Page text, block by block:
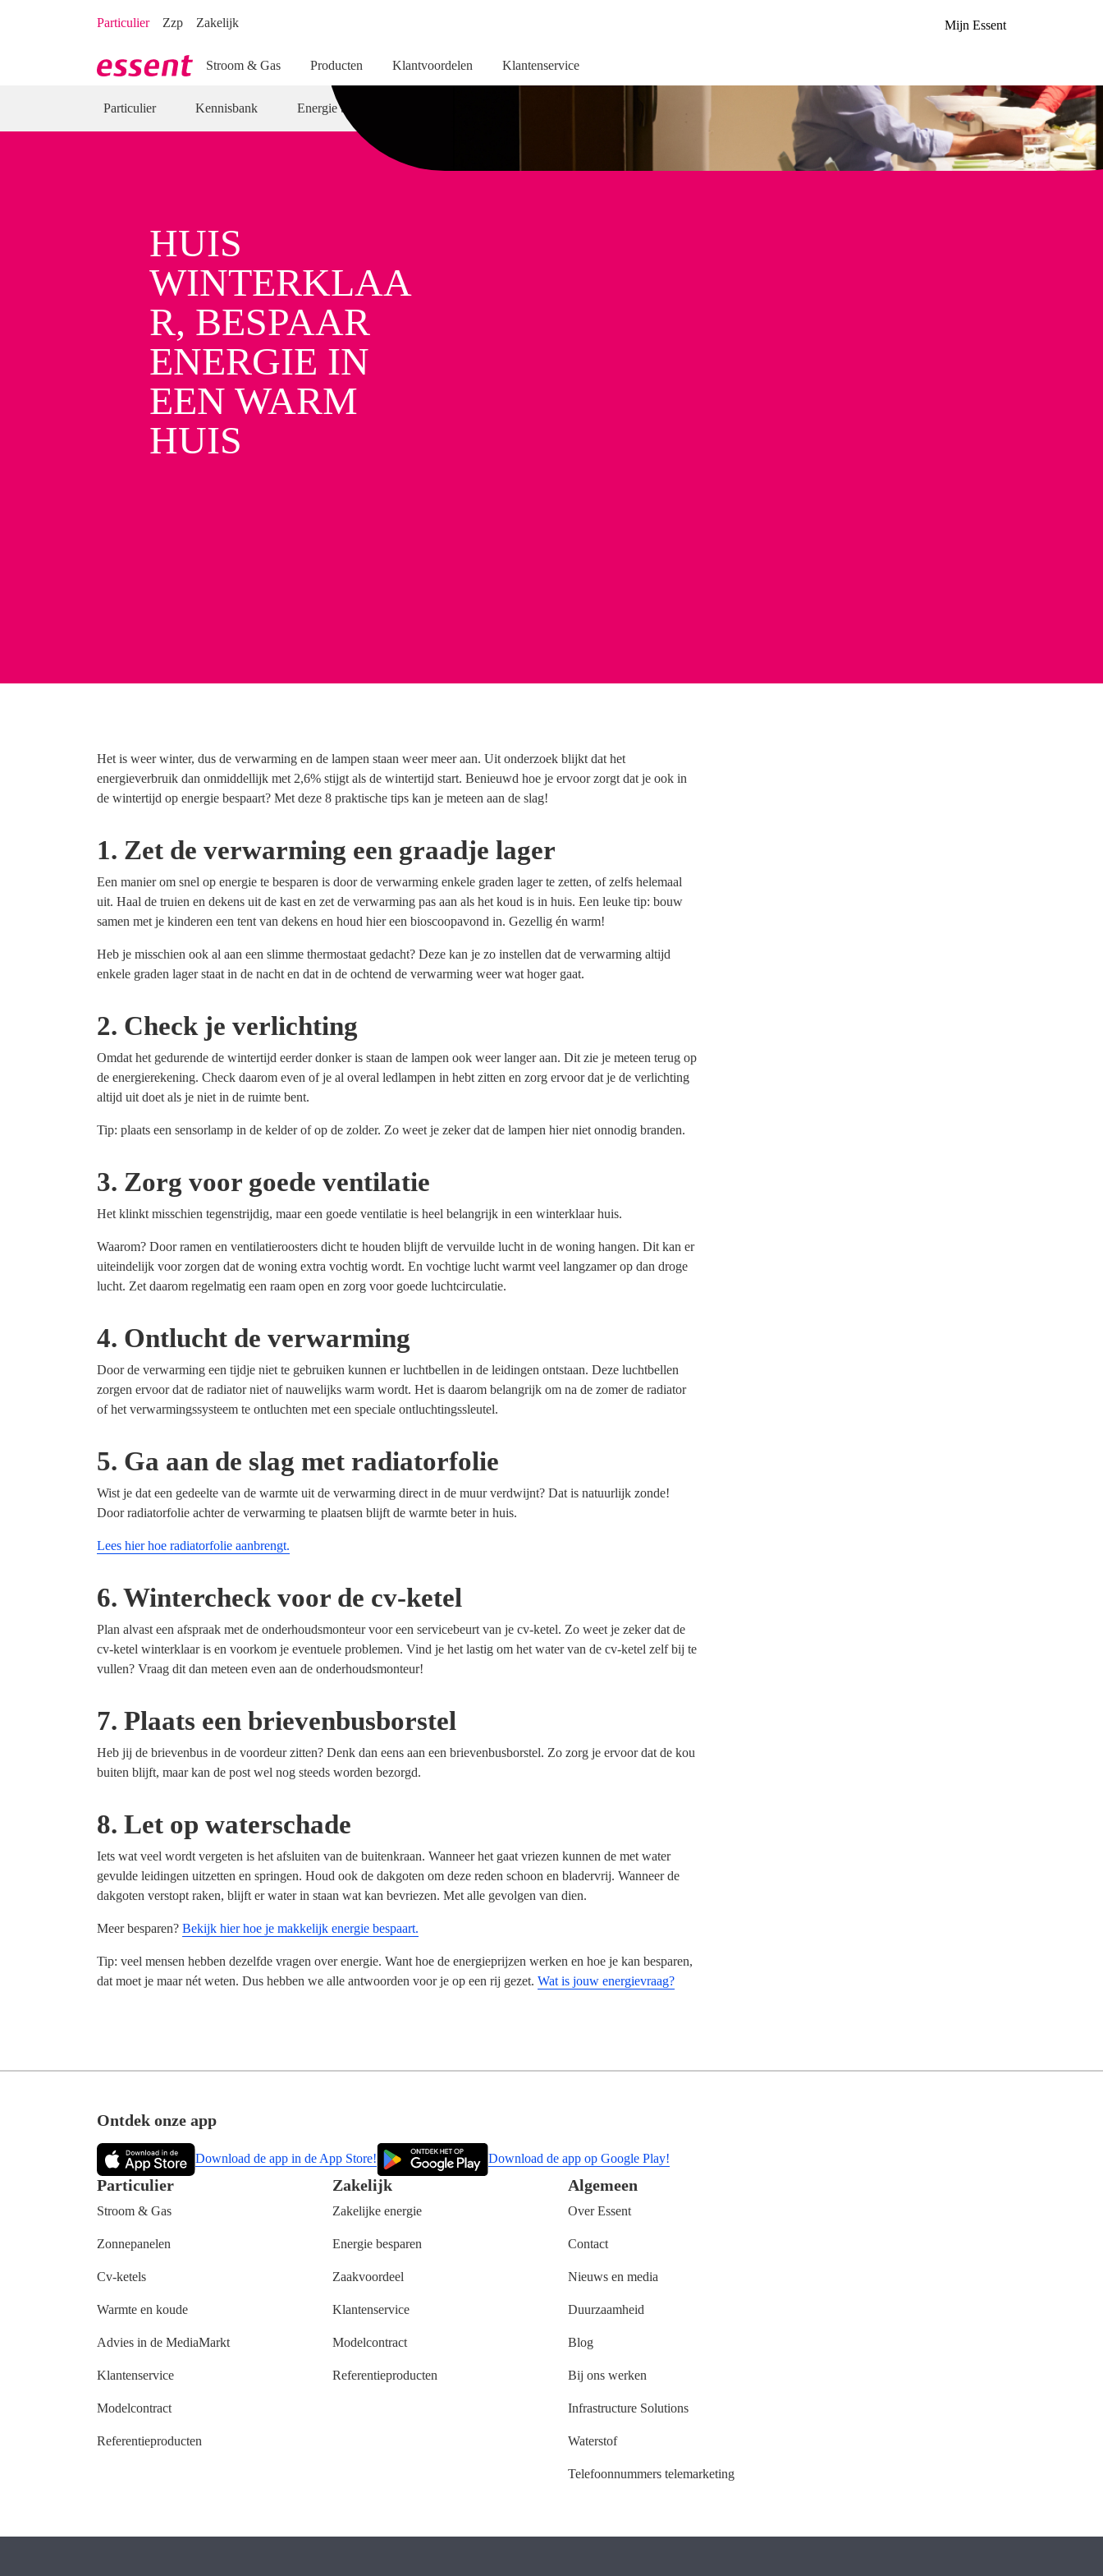
Direct naar hoofdinhoud
Direct naar inloggen
Particulier Zzp Zakelijk Mijn Essent
Stroom & Gas Producten Klantvoordelen Klantenservice
Particulier Kennisbank Energie besparen Huis winterklaar, bespaar energie in een warm huis
HUIS
WINTERKLAA
R, BESPAAR
ENERGIE IN
EEN WARM
HUIS
Het is weer winter, dus de verwarming en de lampen staan weer meer aan. Uit onderzoek blijkt dat het
energieverbruik dan onmiddellijk met 2,6% stijgt als de wintertijd start. Benieuwd hoe je ervoor zorgt dat je ook in
de wintertijd op energie bespaart? Met deze 8 praktische tips kan je meteen aan de slag!
1. Zet de verwarming een graadje lager
Een manier om snel op energie te besparen is door de verwarming enkele graden lager te zetten, of zelfs helemaal
uit. Haal de truien en dekens uit de kast en zet de verwarming pas aan als het koud is in huis. Een leuke tip: bouw
samen met je kinderen een tent van dekens en houd hier een bioscoopavond in. Gezellig én warm!
Heb je misschien ook al aan een slimme thermostaat gedacht? Deze kan je zo instellen dat de verwarming altijd
enkele graden lager staat in de nacht en dat in de ochtend de verwarming weer wat hoger gaat.
2. Check je verlichting
Omdat het gedurende de wintertijd eerder donker is staan de lampen ook weer langer aan. Dit zie je meteen terug op
de energierekening. Check daarom even of je al overal ledlampen in hebt zitten en zorg ervoor dat je de verlichting
altijd uit doet als je niet in de ruimte bent.
Tip: plaats een sensorlamp in de kelder of op de zolder. Zo weet je zeker dat de lampen hier niet onnodig branden.
3. Zorg voor goede ventilatie
Het klinkt misschien tegenstrijdig, maar een goede ventilatie is heel belangrijk in een winterklaar huis.
Waarom? Door ramen en ventilatieroosters dicht te houden blijft de vervuilde lucht in de woning hangen. Dit kan er
uiteindelijk voor zorgen dat de woning extra vochtig wordt. En vochtige lucht warmt veel langzamer op dan droge
lucht. Zet daarom regelmatig een raam open en zorg voor goede luchtcirculatie.
4. Ontlucht de verwarming
Door de verwarming een tijdje niet te gebruiken kunnen er luchtbellen in de leidingen ontstaan. Deze luchtbellen
zorgen ervoor dat de radiator niet of nauwelijks warm wordt. Het is daarom belangrijk om na de zomer de radiator
of het verwarmingssysteem te ontluchten met een speciale ontluchtingssleutel.
5. Ga aan de slag met radiatorfolie
Wist je dat een gedeelte van de warmte uit de verwarming direct in de muur verdwijnt? Dat is natuurlijk zonde!
Door radiatorfolie achter de verwarming te plaatsen blijft de warmte beter in huis.
Lees hier hoe radiatorfolie aanbrengt.
6. Wintercheck voor de cv-ketel
Plan alvast een afspraak met de onderhoudsmonteur voor een servicebeurt van je cv-ketel. Zo weet je zeker dat de
cv-ketel winterklaar is en voorkom je eventuele problemen. Vind je het lastig om het water van de cv-ketel zelf bij te
vullen? Vraag dit dan meteen even aan de onderhoudsmonteur!
7. Plaats een brievenbusborstel
Heb jij de brievenbus in de voordeur zitten? Denk dan eens aan een brievenbusborstel. Zo zorg je ervoor dat de kou
buiten blijft, maar kan de post wel nog steeds worden bezorgd.
8. Let op waterschade
Iets wat veel wordt vergeten is het afsluiten van de buitenkraan. Wanneer het gaat vriezen kunnen de met water
gevulde leidingen uitzetten en springen. Houd ook de dakgoten om deze reden schoon en bladervrij. Wanneer de
dakgoten verstopt raken, blijft er water in staan wat kan bevriezen. Met alle gevolgen van dien.
Meer besparen? Bekijk hier hoe je makkelijk energie bespaart.
Tip: veel mensen hebben dezelfde vragen over energie. Want hoe de energieprijzen werken en hoe je kan besparen,
dat moet je maar nét weten. Dus hebben we alle antwoorden voor je op een rij gezet. Wat is jouw energievraag?
Footer
Ontdek onze app
Download de app in de App Store! Download de app op Google Play!
Particulier
Stroom & Gas
Zonnepanelen
Cv-ketels
Warmte en koude
Advies in de MediaMarkt
Klantenservice
Modelcontract
Referentieproducten
Zakelijk
Zakelijke energie
Energie besparen
Zaakvoordeel
Klantenservice
Modelcontract
Referentieproducten
Algemeen
Over Essent
Contact
Nieuws en media
Duurzaamheid
Blog
Bij ons werken
Infrastructure Solutions
Waterstof
Telefoonnummers telemarketing